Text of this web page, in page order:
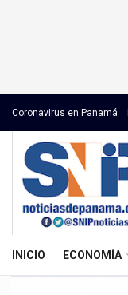
Coronavirus en Panamá
INICIO ECONOMÍA